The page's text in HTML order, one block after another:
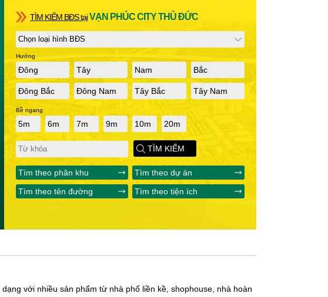
TÌM KIẾM BĐS tạiVẠN PHÚC CITY THỦ ĐỨC
Hướng
Đông Tây Nam Bắc
Đông Bắc Đông Nam Tây Bắc Tây Nam
Bề ngang
5m 6m 7m 9m 10m 20m
TÌM KIẾM
Tìm theo phân khu
Tìm theo dự án
Tìm theo tên đường
Tìm theo tiện ích
với nhiều sản phẩm từ nhà phố liền kề, shophouse, nhà hoàn